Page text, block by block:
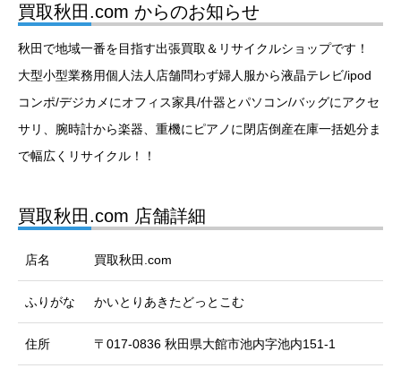
買取秋田.com からのお知らせ
秋田で地域一番を目指す出張買取＆リサイクルショップです！
大型小型業務用個人法人店舗問わず婦人服から液晶テレビ/ipod
コンポ/デジカメにオフィス家具/什器とパソコン/バッグにアクセ
サリ、腕時計から楽器、重機にピアノに閉店倒産在庫一括処分ま
で幅広くリサイクル！！
買取秋田.com 店舗詳細
店名 買取秋田.com
ふりがな かいとりあきたどっとこむ
住所 〒017-0836 秋田県大館市池内字池内151-1